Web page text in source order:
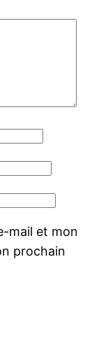
mail et mon
prochain